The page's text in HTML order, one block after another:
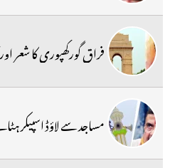
فراق گورکھپوری کا شعر
مساجد سے لاؤڈ اسپیکر